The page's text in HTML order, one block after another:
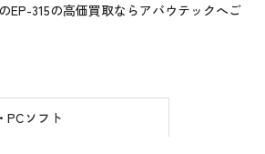
EP-315の高価買取ならアバウテックへご
PCソフト